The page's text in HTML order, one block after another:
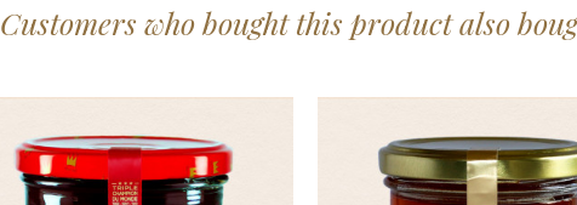
Customers who bought this product also